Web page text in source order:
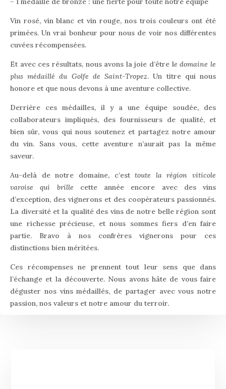
Vin rosé, vin blanc et vin rouge, nos trois couleurs ont été
primées. Un vrai bonheur pour nous de voir nos différentes
cuvées récompensées.
Et avec ces résultats, nous avons la joie d’être le domaine le
plus médaillé du Golfe de Saint-Tropez. Un titre qui nous
honore et que nous devons à une aventure collective.
Derrière ces médailles, il y a une équipe soudée, des
collaborateurs impliqués, des fournisseurs de qualité, et
bien sûr, vous qui nous soutenez et partagez notre amour
du vin. Sans vous, cette aventure n’aurait pas la même
saveur.
Au-delà de notre domaine, c’esttoute la région viticole
varoise qui brille cette année encore avec des vins
d’exception, des vignerons et des coopérateurs passionnés.
La diversité et la qualité des vins de notre belle région sont
une richesse précieuse, et nous sommes fiers d’en faire
partie. Bravo à nos confrères vignerons pour ces
distinctions bien méritées.
Ces récompenses ne prennent tout leur sens que dans
l’échange et la découverte. Nous avons hâte de vous faire
déguster nos vins médaillés, de partager avec vous notre
passion, nos valeurs et notre amour du terroir.